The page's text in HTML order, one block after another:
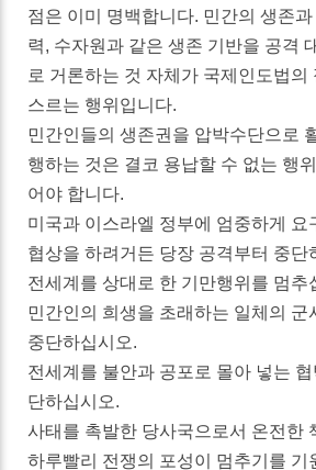
점은 이미 명백합니다. 민간의 생존
력, 수자원과 같은 생존 기반을 공격
로 거론하는 것 자체가 국제인도법의
스르는 행위입니다.
민간인들의 생존권을 압박수단으로
행하는 것은 결코 용납할 수 없는 행
어야 합니다.
미국과 이스라엘 정부에 엄중하게 요
협상을 하려거든 당장 공격부터 중단
전세계를 상대로 한 기만행위를 멈추
민간인의 희생을 초래하는 일체의 군
중단하십시오.
전세계를 불안과 공포로 몰아 넣는
단하십시오.
사태를 촉발한 당사국으로서 온전한
하루빨리 전쟁의 포성이 멈추기를 기